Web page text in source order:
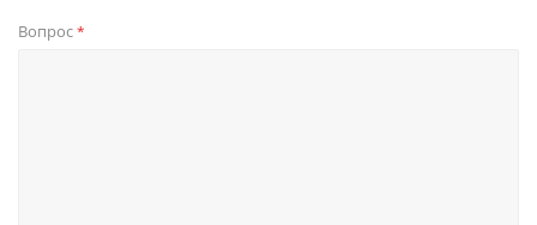
Вопрос*